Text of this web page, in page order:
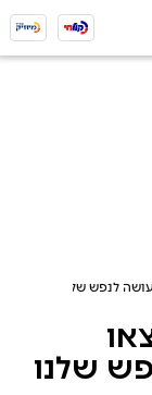
לנפש שלנו
שלנו